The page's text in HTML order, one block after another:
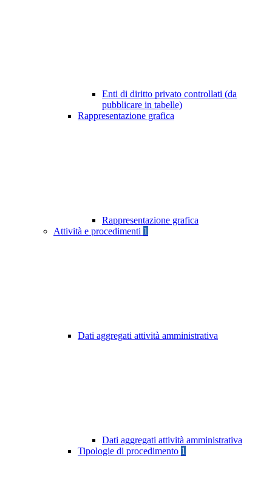
Enti di diritto privato controllati (da
pubblicare in tabelle)
Rappresentazione grafica
Rappresentazione grafica
Attività e procedimenti 1
Dati aggregati attività amministrativa
Dati aggregati attività amministrativa
Tipologie di procedimento 1